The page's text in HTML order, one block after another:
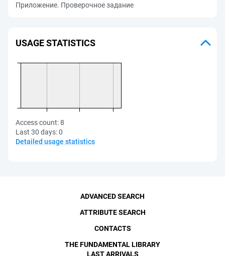
Приложение. Проверочное задание
USAGE STATISTICS
Access count:8
Last 30 days:0
Detailed usage statistics
ADVANCED SEARCH
ATTRIBUTE SEARCH
CONTACTS
THE FUNDAMENTAL LIBRARY
LAST ARRIVALS